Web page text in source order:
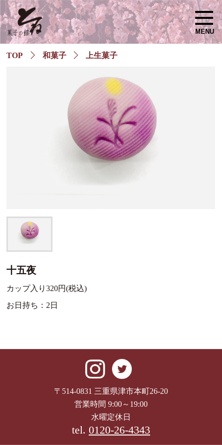
MENU
TOP 和菓子 上生菓子
十五夜
カップ入り320円(税込)
お日持ち：2日
〒514-0831 三重県津市本町26-20
営業時間 9:00～19:00
水曜定休日
tel. 0120-26-4343